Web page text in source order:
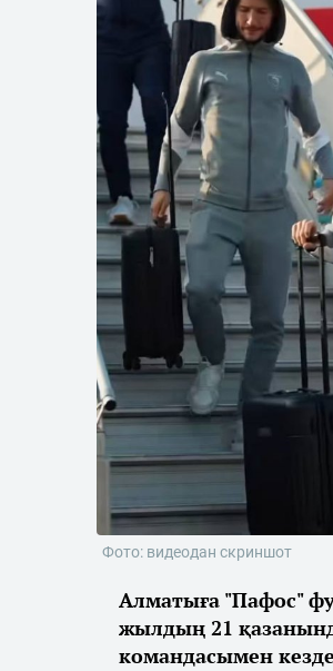
Фото: видеодан скриншот
Алматыға "Пафос"
жылдың 21
командасымен